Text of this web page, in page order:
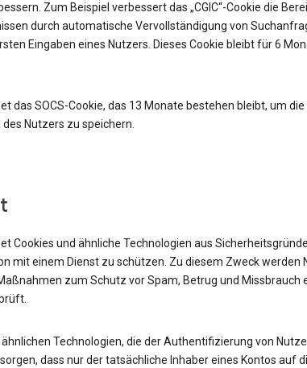
Zum Beispiel verbessert das „CGIC“-Cookie die
durch automatische Vervollständigung von
Eingaben eines Nutzers. Dieses Cookie bleibt für 6
das SOCS-Cookie, das 13 Monate bestehen bleibt, um die
des Nutzers zu speichern.
Cookies und ähnliche Technologien aus
mit einem Dienst zu schützen. Zu diesem Zweck werden
zum Schutz vor Spam, Betrug und Missbrauch
ähnlichen Technologien, die der Authentifizierung von
dass nur der tatsächliche Inhaber eines Kontos auf